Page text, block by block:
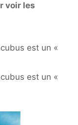
voir les
est un «
est un «